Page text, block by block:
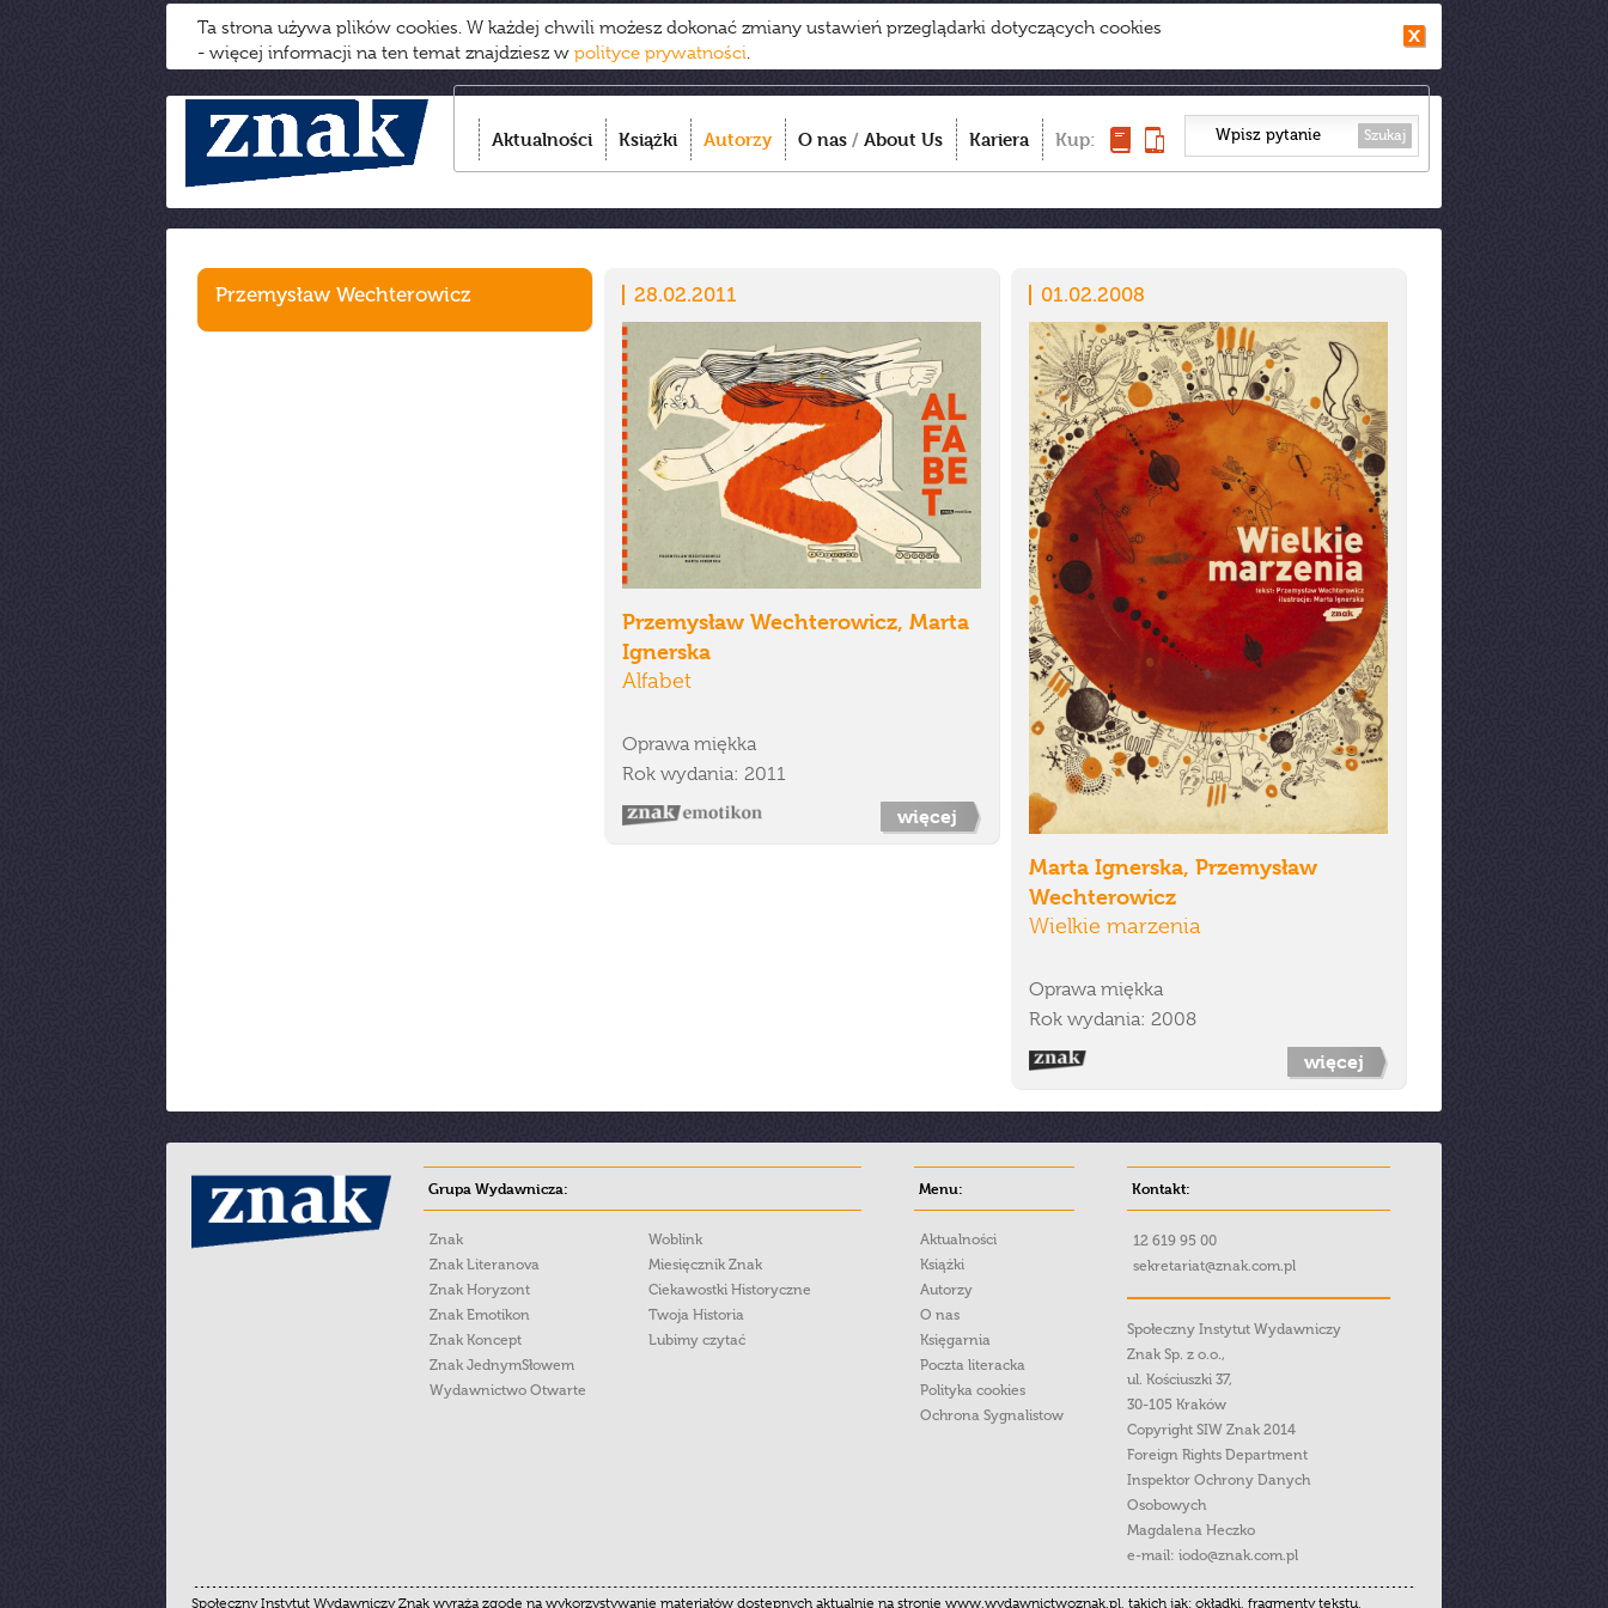
Ta strona używa plików cookies. W każdej chwili możesz dokonać zmiany ustawień przeglądarki dotyczących cookies
- więcej informacji na ten temat znajdziesz w polityce prywatności.
Aktualności Książki Autorzy O nas / About Us Kariera Kup: Szukaj
Przemysław Wechterowicz 28.02.2011
Przemysław Wechterowicz, Marta
Ignerska
Alfabet
Oprawa miękka
Rok wydania: 2011
więcej
01.02.2008
Marta Ignerska, Przemysław
Wechterowicz
Wielkie marzenia
Oprawa miękka
Rok wydania: 2008
więcej
Grupa Wydawnicza:
Znak
Znak Literanova
Znak Horyzont
Znak Emotikon
Znak Koncept
Znak JednymSłowem
Wydawnictwo Otwarte
Woblink
Miesięcznik Znak
Ciekawostki Historyczne
Twoja Historia
Lubimy czytać
Menu:
Aktualności
Książki
Autorzy
O nas
Księgarnia
Poczta literacka
Polityka cookies
Ochrona Sygnalistow
Kontakt:
12 619 95 00
sekretariat@znak.com.pl
Społeczny Instytut Wydawniczy
Znak Sp. z o.o.,
ul. Kościuszki 37,
30-105 Kraków
Copyright SIW Znak 2014
Foreign Rights Department
Inspektor Ochrony Danych
Osobowych
Magdalena Heczko
e-mail: iodo@znak.com.pl
Społeczny Instytut Wydawniczy Znak wyraża zgodę na wykorzystywanie materiałów dostępnych aktualnie na stronie www.wydawnictwoznak.pl, takich jak: okładki, fragmenty tekstu,